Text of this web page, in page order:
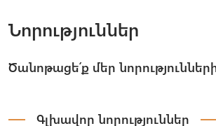
Համայնք
Ծրագրեր
Նվիրի՛ր ապագա
Նորություններ
Ծանոթացե՛ք մեր
Գլխավոր նորություններ